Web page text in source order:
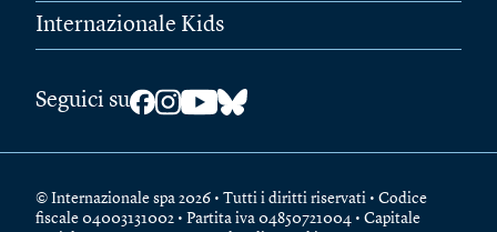
Internazionale Kids
Seguici su
© Internazionale spa 2026 • Tutti i diritti riservati • Codice
fiscale 04003131002 • Partita iva 04850721004 • Capitale